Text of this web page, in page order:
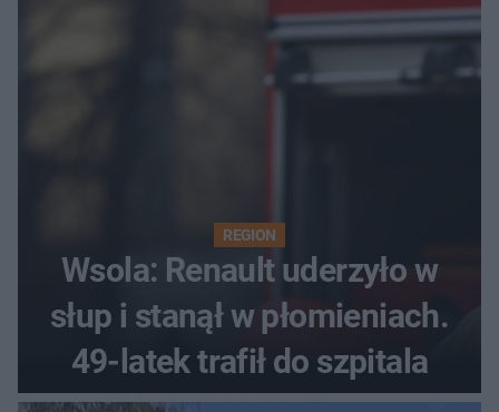
REGION
Wsola: Renault uderzyło w
słup i stanął w płomieniach.
49-latek trafił do szpitala